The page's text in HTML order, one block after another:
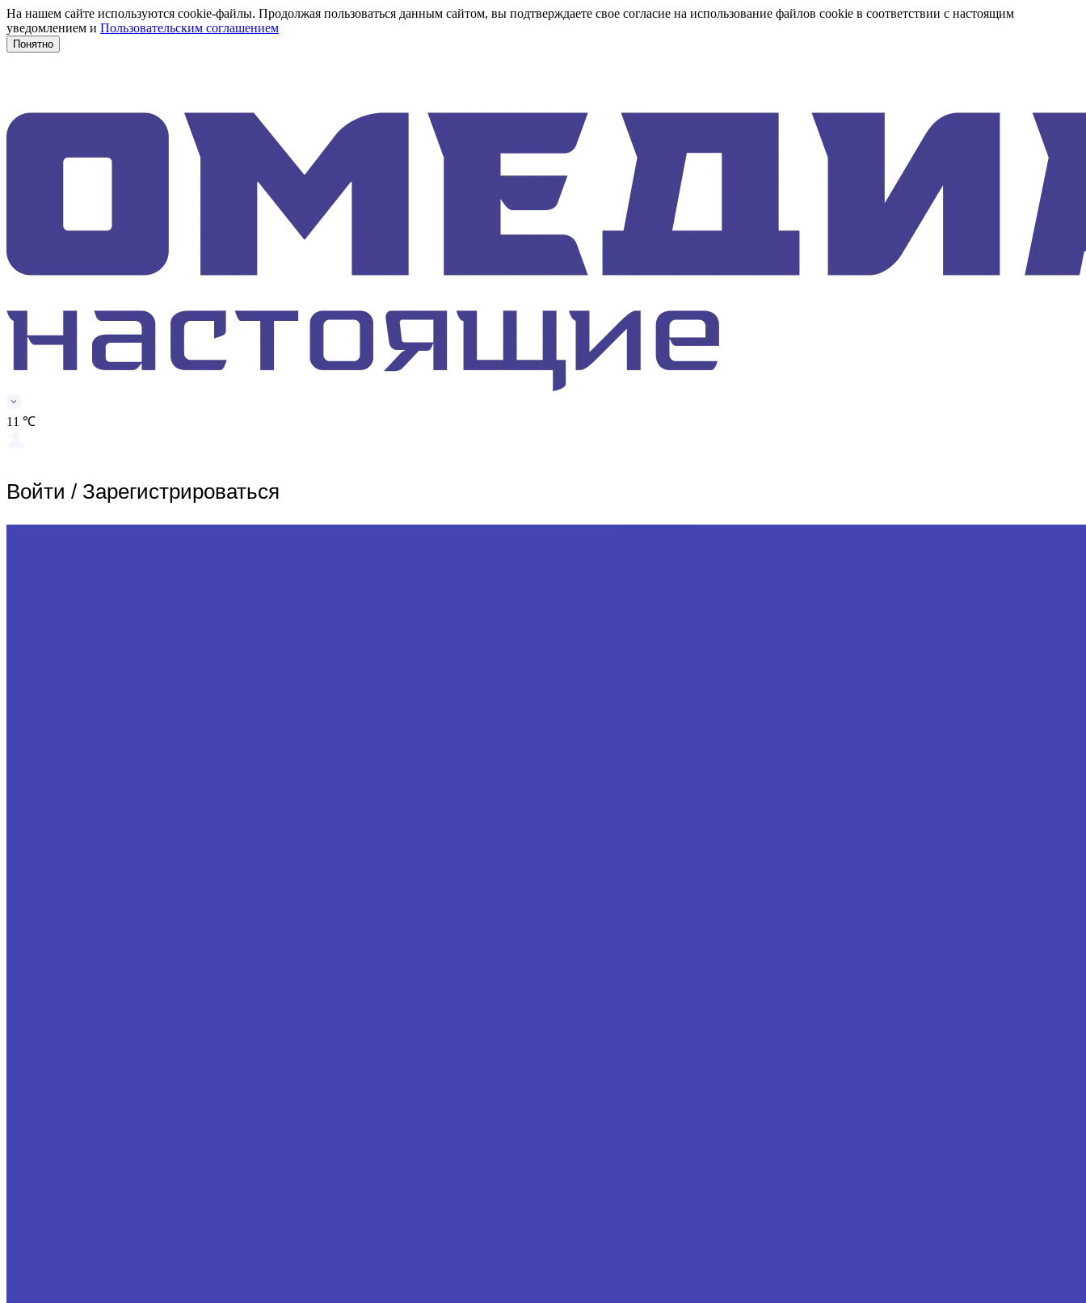
На нашем сайте используются cookie-файлы. Продолжая пользоваться данным сайтом, вы подтверждаете свое согласие на использование файлов cookie в соответствии с настоящим
уведомлением и Пользовательским соглашением
Понятно
11 ℃
Войти / Зарегистрироваться